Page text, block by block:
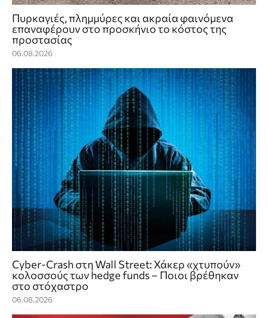
Πυρκαγιές, πλημμύρες και ακραία φαινόμενα
επαναφέρουν στο προσκήνιο το κόστος της
προστασίας
06.08.2026
Cyber-Crash στη Wall Street: Χάκερ «χτυπούν»
κολοσσούς των hedge funds – Ποιοι βρέθηκαν
στο στόχαστρο
06.08.2026